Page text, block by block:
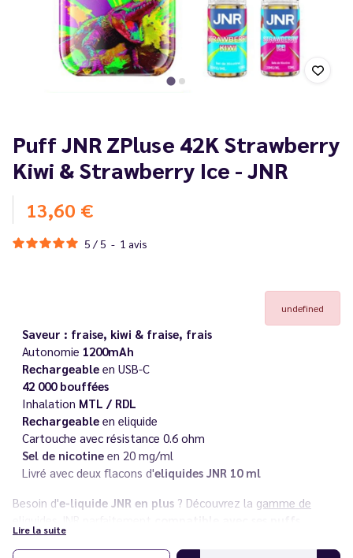
Puff JNR ZPluse 42K Strawberry
Kiwi & Strawberry Ice - JNR
13,60 €
5 / 5 - 1 avis
undefined
Saveur : fraise, kiwi & fraise, frais
Autonomie 1200mAh
Rechargeable en USB-C
42 000 bouffées
Inhalation MTL / RDL
Rechargeable en eliquide
Cartouche avec résistance 0.6 ohm
Sel de nicotine en 20 mg/ml
Livré avec deux flacons d'eliquides JNR 10 ml
Besoin d'e-liquide JNR en plus ? Découvrez la gamme de
Découvrez également toute la gamme JNR ZPulse 42K
ainsi
Lire la suite